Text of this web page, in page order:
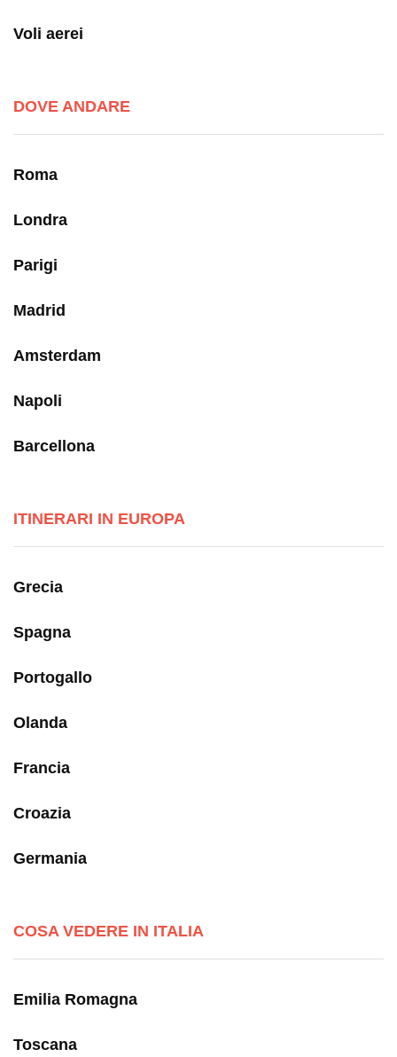
Voli aerei
DOVE ANDARE
Roma
Londra
Parigi
Madrid
Amsterdam
Napoli
Barcellona
ITINERARI IN EUROPA
Grecia
Spagna
Portogallo
Olanda
Francia
Croazia
Germania
COSA VEDERE IN ITALIA
Emilia Romagna
Toscana